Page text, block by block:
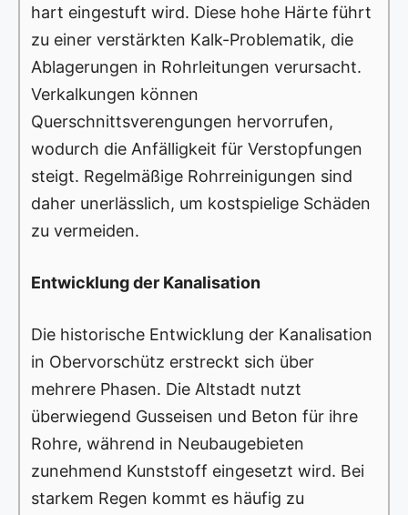
hart eingestuft wird. Diese hohe Härte führt
zu einer verstärkten Kalk-Problematik, die
Ablagerungen in Rohrleitungen verursacht.
Verkalkungen können
Querschnittsverengungen hervorrufen,
wodurch die Anfälligkeit für Verstopfungen
steigt. Regelmäßige Rohrreinigungen sind
daher unerlässlich, um kostspielige Schäden
zu vermeiden.
Entwicklung der Kanalisation
Die historische Entwicklung der Kanalisation
in Obervorschütz erstreckt sich über
mehrere Phasen. Die Altstadt nutzt
überwiegend Gusseisen und Beton für ihre
Rohre, während in Neubaugebieten
zunehmend Kunststoff eingesetzt wird. Bei
starkem Regen kommt es häufig zu